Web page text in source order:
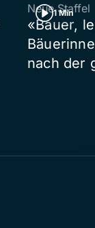
1 Min
Neue Staffel
«Bauer,
nach der